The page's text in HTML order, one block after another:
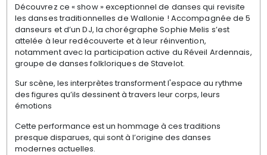
Découvrez ce « show » exceptionnel de danses qui revisite
les danses traditionnelles de Wallonie ! Accompagnée de 5
danseurs et d’un DJ, la chorégraphe Sophie Melis s’est
attelée à leur redécouverte et à leur réinvention,
notamment avec la participation active du Réveil Ardennais,
groupe de danses folkloriques de Stavelot.
Sur scène, les interprètes transforment l'espace au rythme
des figures qu’ils dessinent à travers leur corps, leurs
émotions
Cette performance est un hommage à ces traditions
presque disparues, qui sont à l’origine des danses
modernes actuelles.